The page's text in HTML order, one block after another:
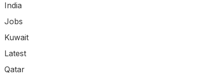
India
Jobs
Kuwait
Latest
Qatar